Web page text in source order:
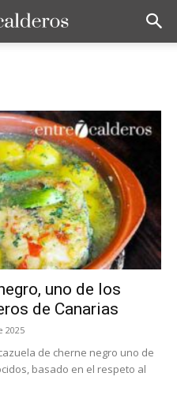
uno de los
de Canarias
2025
de cherne negro uno de
basado en el respeto al